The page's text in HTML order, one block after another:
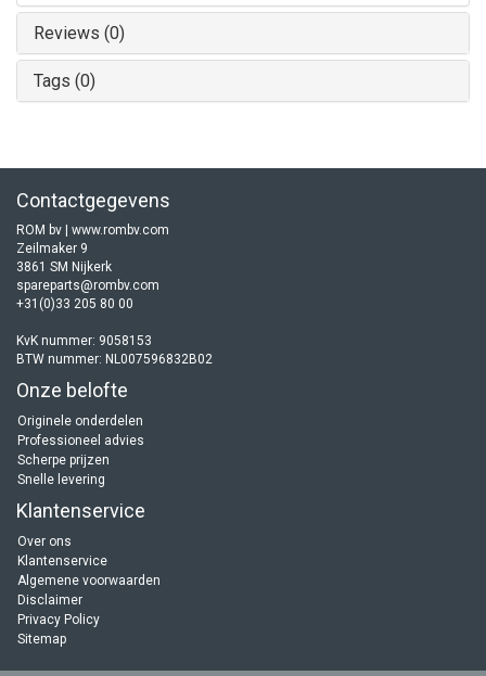
Reviews (0)
Tags (0)
Contactgegevens
ROM bv | www.rombv.com
Zeilmaker 9
3861 SM Nijkerk
spareparts@rombv.com
+31(0)33 205 80 00
KvK nummer: 9058153
BTW nummer: NL007596832B02
Onze belofte
Originele onderdelen
Professioneel advies
Scherpe prijzen
Snelle levering
Klantenservice
Over ons
Klantenservice
Algemene voorwaarden
Disclaimer
Privacy Policy
Sitemap